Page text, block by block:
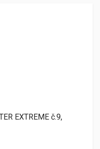
EXTREME č.9,